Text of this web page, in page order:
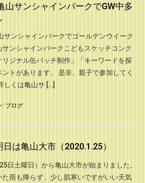
山サンシャインパークでGW中多
サンシャインパークでゴールデンウイーク
サンシャインパークこどもスケッチコンク
リジナル缶バッチ制作」「キーワードを探
トがあります。 是非、親子で参加してく
しくは亀山サ […]
: ブログ
は亀山大市（2020.1.25）
日土曜日）から亀山大市が始まりました。
た雨も降らず、少し肌寒いですがいい天気